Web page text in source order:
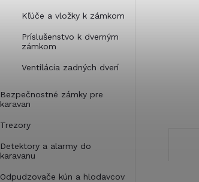
Kľúče a vložky k zámkom
Príslušenstvo k dverným
zámkom
Ventilácia zadných dverí
Bezpečnostné zámky pre
karavan
Trezory
Detektory a alarmy do
karavanu
Odpudzovače kún a hlodavcov